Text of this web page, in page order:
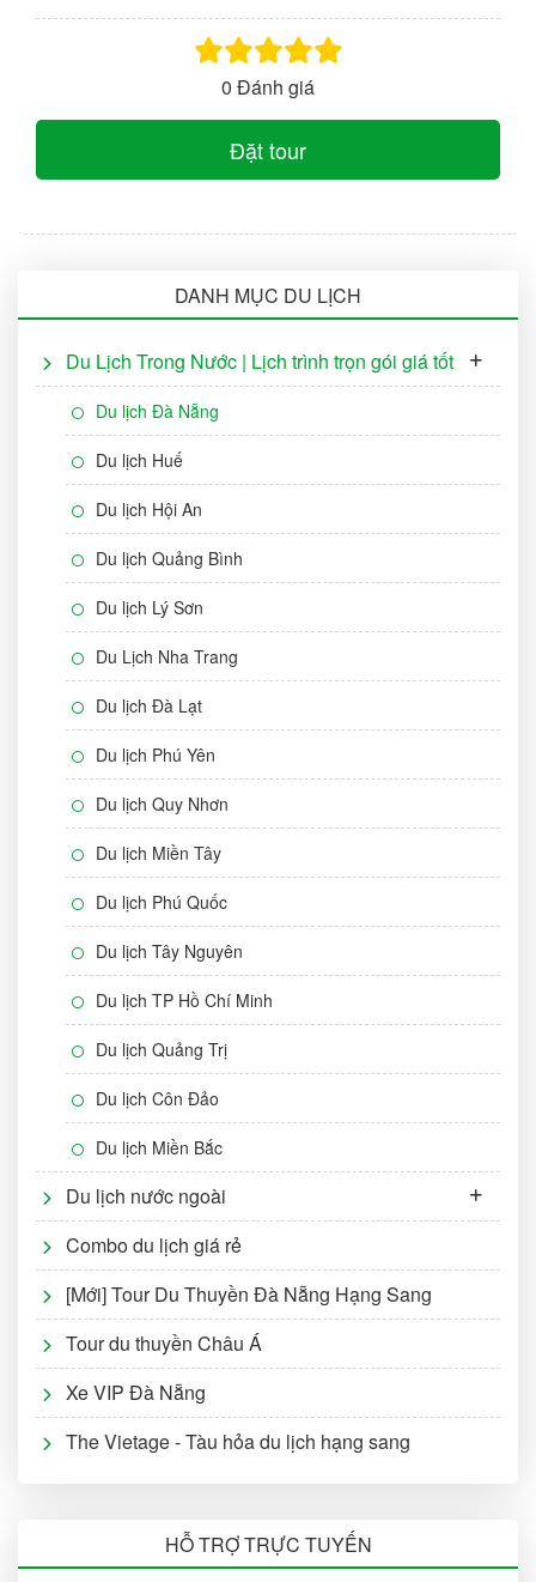
0 Đánh giá
Đặt tour
DANH MỤC DU LỊCH
Du Lịch Trong Nước | Lịch trình trọn gói giá tốt
Du lịch Đà Nẵng
Du lịch Huế
Du lịch Hội An
Du lịch Quảng Bình
Du lịch Lý Sơn
Du Lịch Nha Trang
Du lịch Đà Lạt
Du lịch Phú Yên
Du lịch Quy Nhơn
Du lịch Miền Tây
Du lịch Phú Quốc
Du lịch Tây Nguyên
Du lịch TP Hồ Chí Minh
Du lịch Quảng Trị
Du lịch Côn Đảo
Du lịch Miền Bắc
Du lịch nước ngoài
Combo du lịch giá rẻ
[Mới] Tour Du Thuyền Đà Nẵng Hạng Sang
Tour du thuyền Châu Á
Xe VIP Đà Nẵng
The Vietage - Tàu hỏa du lịch hạng sang
HỖ TRỢ TRỰC TUYẾN